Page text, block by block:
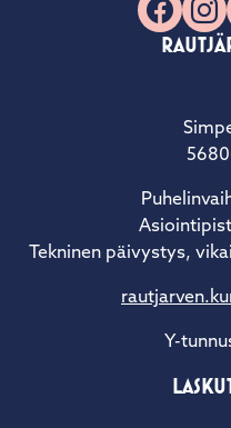
Tekninen päivystys,
Y-